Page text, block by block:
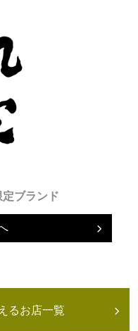
ブランド
るお店一覧